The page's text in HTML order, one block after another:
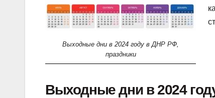
Выходные дни в 2024 году в ДНР РФ,
праздники
Выходные дни в 2024